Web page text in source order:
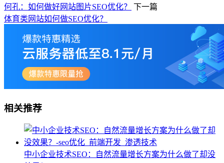
何孔：如何做好网站图片SEO优化？
下一篇
体育类网站如何做SEO优化？
相关推荐
中小企业技术SEO：自然流量增长方案为什么做了却没